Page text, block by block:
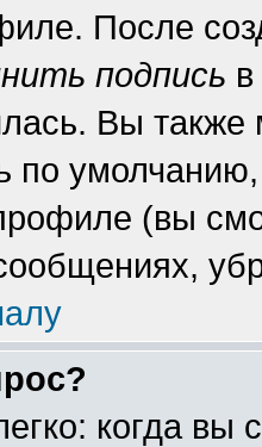
После
подпись
Вы
по
(вы
когда вы